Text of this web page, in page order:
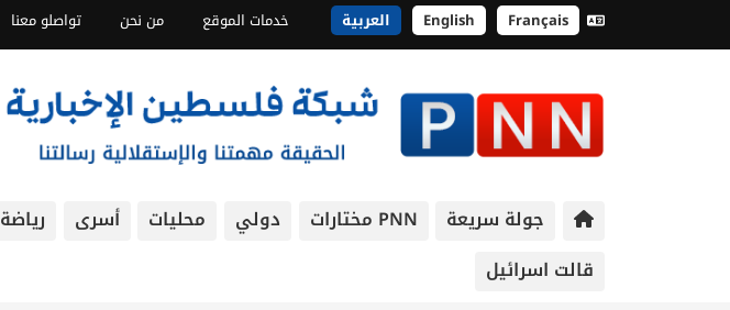
English Français العربية خدمات الموقع من نحن تواصلو معنا
جولة سريعة PNN مختارات دولي محليات أسرى رياضة
قالت اسرائيل